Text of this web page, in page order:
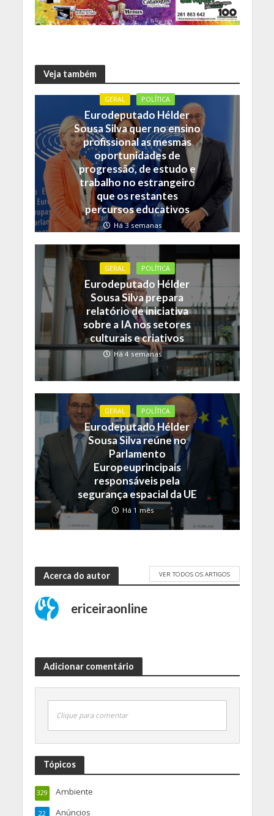
Veja também
GERAL POLÍTICA
Eurodeputado Hélder
Sousa Silva quer no ensino
profissional as mesmas
oportunidades de
progressão, de estudo e
trabalho no estrangeiro
que os restantes
percursos educativos
Há 3 semanas
GERAL POLÍTICA
Eurodeputado Hélder
Sousa Silva prepara
relatório de iniciativa
sobre a IA nos setores
culturais e criativos
Há 4 semanas
GERAL POLÍTICA
Eurodeputado Hélder
Sousa Silva reúne no
Parlamento
Europeuprincipais
responsáveis pela
segurança espacial da UE
Há 1 mês
Acerca do autor VER TODOS OS ARTIGOS
ericeiraonline
Adicionar comentário
Clique para comentar
Tópicos
Ambiente
329
Anúncios
22